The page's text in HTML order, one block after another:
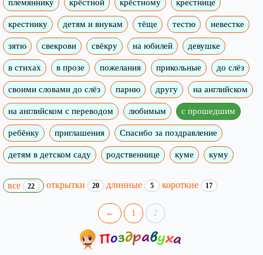
племяннику крёстной крёстному крестнице
крестнику детям и внукам тёще тестю невестке
зятю свекрови свёкру на юбилей девушке
в стихах в прозе пожелания прикольные до слёз
своими словами до слёз парню другу на английском
на английском с переводом любимым с прошедшим
ребёнку приглашения Спасибо за поздравление
детям в детском саду родственнице куме куму
все 22 открытки 20 длинные 5 короткие 17
← 1 2